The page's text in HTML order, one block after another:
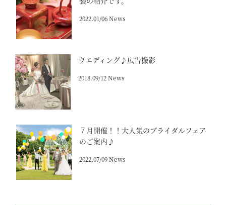
2022.01/06 News
ウエディング♪広告撮影
2018.09/12 News
７月開催！！大人気のブライダルフェア
のご案内♪
2022.07/09 News